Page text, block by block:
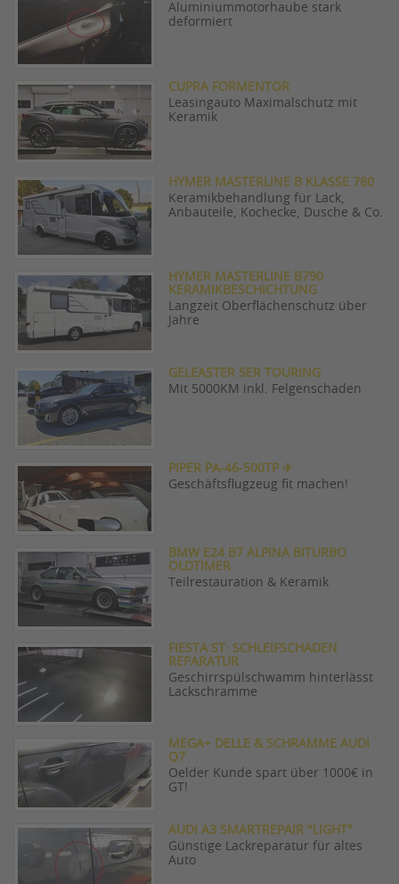
Aluminiummotorhaube stark
deformiert
CUPRA FORMENTOR
Leasingauto Maximalschutz mit
Keramik
HYMER MASTERLINE B KLASSE 780
Keramikbehandlung für Lack,
Anbauteile, Kochecke, Dusche & Co.
HYMER MASTERLINE B790
KERAMIKBESCHICHTUNG
Langzeit Oberflächenschutz über
Jahre
GELEASTER 5ER TOURING
Mit 5000KM inkl. Felgenschaden
PIPER PA-46-500TP ✈
Geschäftsflugzeug fit machen!
BMW E24 B7 ALPINA BITURBO
OLDTIMER
Teilrestauration & Keramik
FIESTA ST: SCHLEIFSCHADEN
REPARATUR
Geschirrspülschwamm hinterlässt
Lackschramme
MEGA+ DELLE & SCHRAMME AUDI
Q7
Oelder Kunde spart über 1000€ in
GT!
AUDI A3 SMARTREPAIR "LIGHT"
Günstige Lackreparatur für altes
Auto